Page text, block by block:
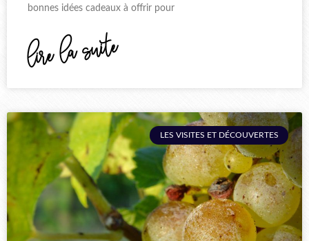
bonnes idées cadeaux à offrir pour
lire la suite
LES VISITES ET DÉCOUVERTES